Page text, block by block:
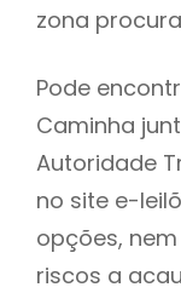
zona
Pode
Caminha
Autoridade
no site e-
opções,
riscos a